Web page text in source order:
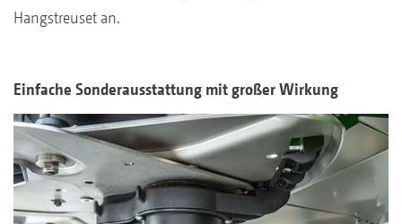
Hangstreuset an.
Einfache Sonderausstattung mit großer Wirkung